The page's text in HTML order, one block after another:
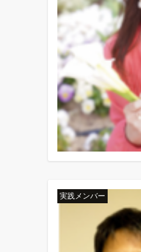
実践メンバー